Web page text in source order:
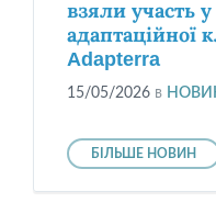
взяли участь у
адаптаційної
Adapterra
15/05/2026 в
БІЛЬШЕ НОВИН